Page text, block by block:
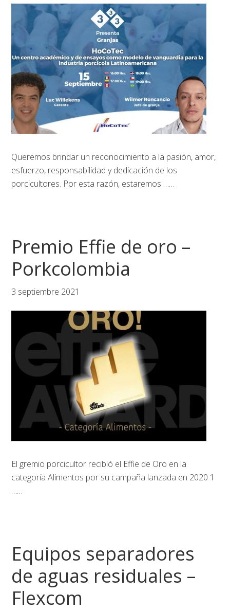
Queremos brindar un reconocimiento a la pasión, amor,
esfuerzo, responsabilidad y dedicación de los
porcicultores. Por esta razón, estaremos ……
Premio Effie de oro –
Porkcolombia
3 septiembre 2021
El gremio porcicultor recibió el Effie de Oro en la
categoría Alimentos por su campaña lanzada en 2020 1
……
Equipos separadores
de aguas residuales –
Flexcom